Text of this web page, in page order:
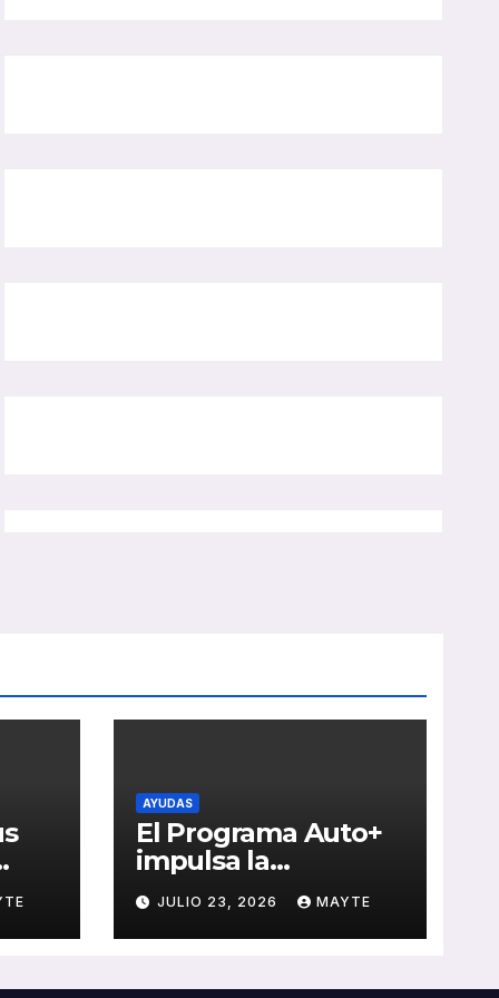
AYUDAS
El Programa Auto+
impulsa la
renovación de flotas
con ayudas a
vehículos eléctricos
JULIO 23, 2026 MAYTE